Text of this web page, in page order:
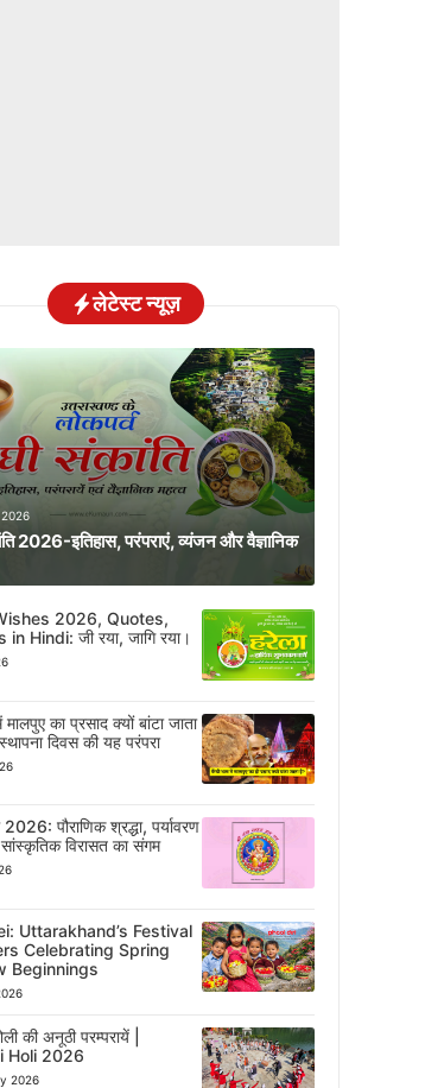
लेटेस्ट न्यूज़
2026-इतिहास, परंपराएं, व्यंजन और वैज्ञानिक
2026, Quotes,
Hindi: जी रया, जागि रया।
का प्रसाद क्यों बांटा जाता
दिवस की यह परंपरा
2026: पौराणिक श्रद्धा, पर्यावरण
विरासत का संगम
Uttarakhand’s Festival
Celebrating Spring
Beginnings
की अनूठी परम्परायें |
Holi 2026
2026